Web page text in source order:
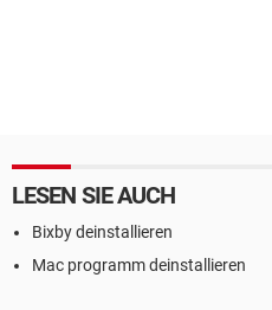
LESEN SIE AUCH
Bixby deinstallieren
Mac programm deinstallieren